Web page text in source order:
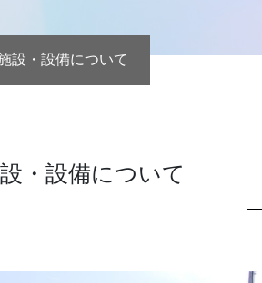
設・設備について
・設備について